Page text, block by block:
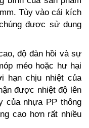
Tùy vào cái kích
được sử dụng
độ đàn hồi và sự
méo hoặc hư hại
hạn chịu nhiệt của
được nhiệt độ lên
của nhựa PP thông
cao hơn rất nhiều